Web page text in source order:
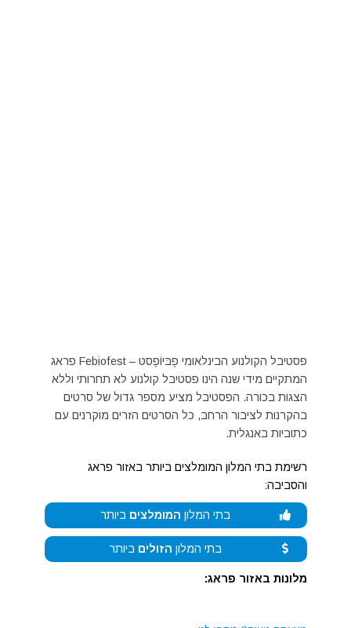
פסטיבל הקולנוע הבינלאומי פֶבּיוֹפֶסט – Febiofest פראג
המתקיים מידי שנה הינו פסטיבל קולנוע לא תחרותי וללא
הצגות בכורה. הפסטיבל מציע מספר גדול של סרטים
בהקרנות לציבור הרחב, כל הסרטים הזרים מוקרנים עם
כתוביות באנגלית.
רשימת בתי המלון המומלצים ביותר באזור פראג
והסביבה:
בתי המלון המומלצים ביותר
בתי המלון הזולים ביותר
מלונות באזור פראג: